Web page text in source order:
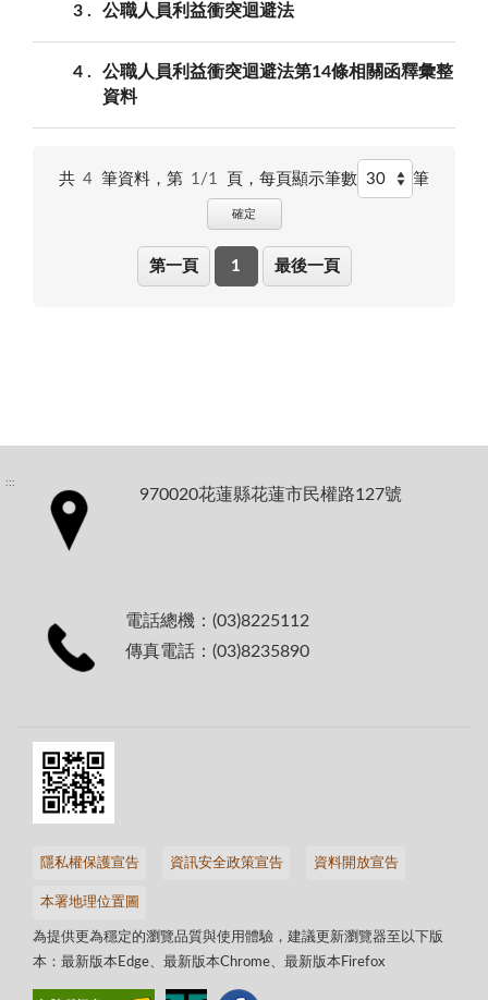
3 公職人員利益衝突迴避法
4
公職人員利益衝突迴避法第14條相關函釋彙整
資料
共 4 筆資料，第 1/1 頁， 每頁顯示筆數 筆
確定
第一頁 1 最後一頁
:::
970020花蓮縣花蓮市民權路127號
電話總機：(03)8225112
傳真電話：(03)8235890
隱私權保護宣告 資訊安全政策宣告 資料開放宣告
本署地理位置圖
為提供更為穩定的瀏覽品質與使用體驗，建議更新瀏覽器至以下版
本：最新版本Edge、最新版本Chrome、最新版本Firefox